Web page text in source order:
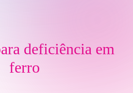
deficiência em
ferro